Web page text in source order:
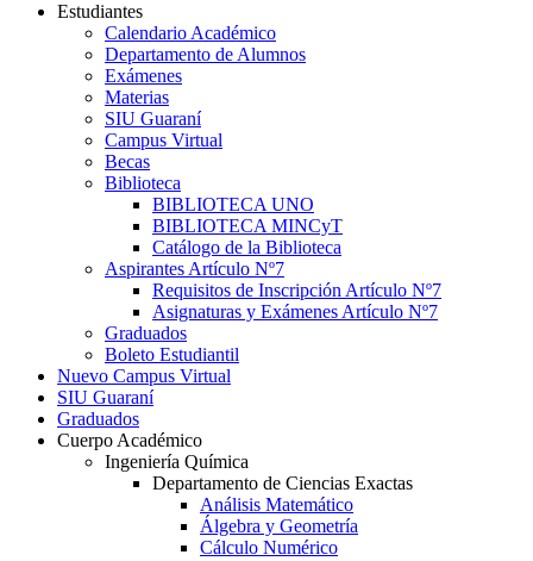
Estudiantes
Calendario Académico
Departamento de Alumnos
Exámenes
Materias
SIU Guaraní
Campus Virtual
Becas
Biblioteca
BIBLIOTECA UNO
BIBLIOTECA MINCyT
Catálogo de la Biblioteca
Aspirantes Artículo Nº7
Requisitos de Inscripción Artículo Nº7
Asignaturas y Exámenes Artículo Nº7
Graduados
Boleto Estudiantil
Nuevo Campus Virtual
SIU Guaraní
Graduados
Cuerpo Académico
Ingeniería Química
Departamento de Ciencias Exactas
Análisis Matemático
Álgebra y Geometría
Cálculo Numérico